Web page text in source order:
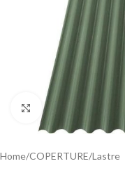
Clicca per ingrandire
Home/COPERTURE/Lastre